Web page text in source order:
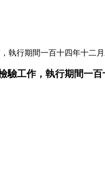
行期間一百十四年十二
工作，執行期間一